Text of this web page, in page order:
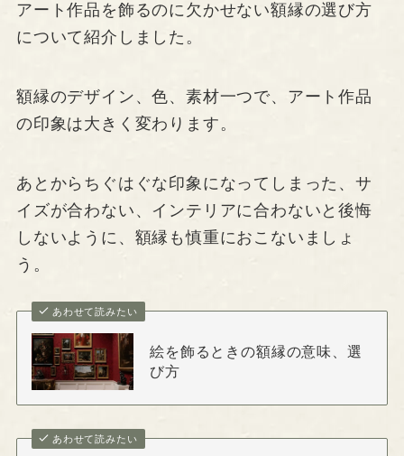
アート作品を飾るのに欠かせない額縁の選び方
について紹介しました。
額縁のデザイン、色、素材一つで、アート作品
の印象は大きく変わります。
あとからちぐはぐな印象になってしまった、サ
イズが合わない、インテリアに合わないと後悔
しないように、額縁も慎重におこないましょ
う。
あわせて読みたい
絵を飾るときの額縁の意味、選
び方
あわせて読みたい